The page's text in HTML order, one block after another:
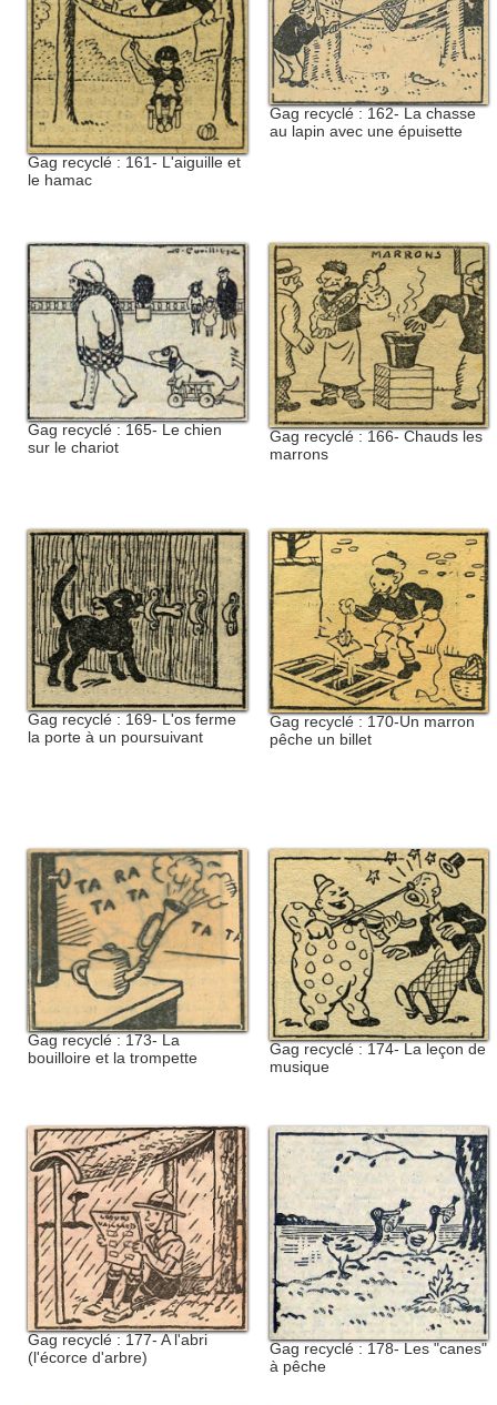
Gag recyclé : 161- L'aiguille et
le hamac
Gag recyclé : 162- La chasse
au lapin avec une épuisette
Gag recyclé : 165- Le chien
sur le chariot
Gag recyclé : 166- Chauds les
marrons
Gag recyclé : 169- L'os ferme
la porte à un poursuivant
Gag recyclé : 170-Un marron
pêche un billet
Gag recyclé : 173- La
bouilloire et la trompette
Gag recyclé : 174- La leçon de
musique
Gag recyclé : 177- A l'abri
(l'écorce d'arbre)
Gag recyclé : 178- Les "canes"
à pêche